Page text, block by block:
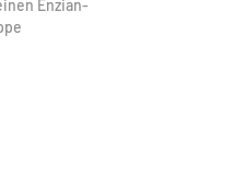
Enzian-